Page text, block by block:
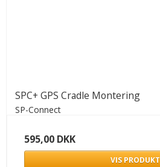
SPC+ GPS Cradle Montering
SP-Connect
595,00 DKK
VIS PRODUKT